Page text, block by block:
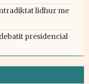
lidhur me
presidencial